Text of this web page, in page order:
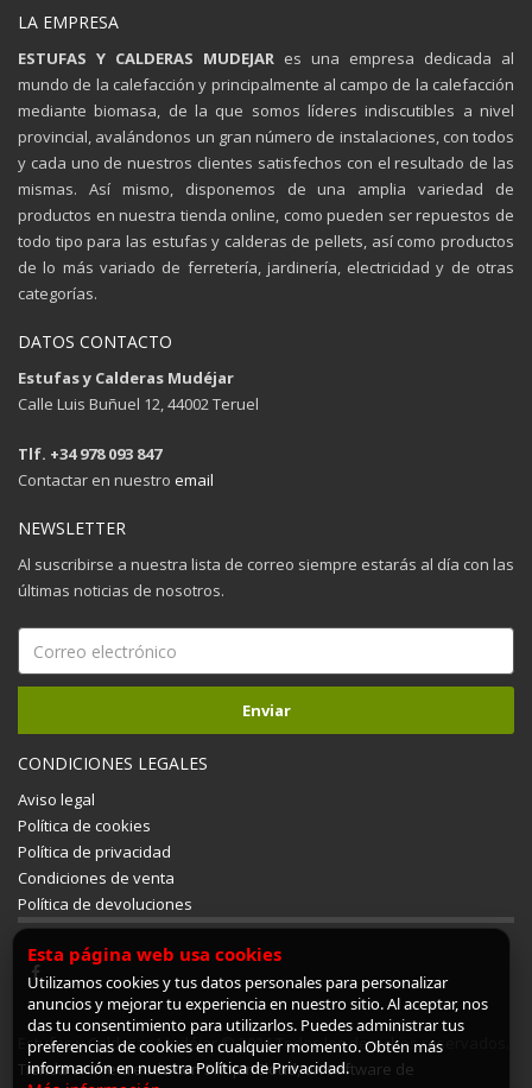
LA EMPRESA
ESTUFAS Y CALDERAS MUDEJAR es una empresa dedicada al
mundo de la calefacción y principalmente al campo de la calefacción
mediante biomasa, de la que somos líderes indiscutibles a nivel
provincial, avalándonos un gran número de instalaciones, con todos
y cada uno de nuestros clientes satisfechos con el resultado de las
mismas. Así mismo, disponemos de una amplia variedad de
productos en nuestra tienda online, como pueden ser repuestos de
todo tipo para las estufas y calderas de pellets, así como productos
de lo más variado de ferretería, jardinería, electricidad y de otras
categorías.
DATOS CONTACTO
Estufas y Calderas Mudéjar
Calle Luis Buñuel 12, 44002 Teruel
Tlf. +34 978 093 847
Contactar en nuestro email
NEWSLETTER
Al suscribirse a nuestra lista de correo siempre estarás al día con las
últimas noticias de nosotros.
CONDICIONES LEGALES
Aviso legal
Política de cookies
Política de privacidad
Condiciones de venta
Política de devoluciones
Estufas y Calderas Mudéjar © 2026 Todos los derechos reservados.
Tienda online creada con ShopinCloud, un software de
Esta página web usa cookies
Utilizamos cookies y tus datos personales para personalizar
anuncios y mejorar tu experiencia en nuestro sitio. Al aceptar, nos
das tu consentimiento para utilizarlos. Puedes administrar tus
preferencias de cookies en cualquier momento. Obtén más
información en nuestra Política de Privacidad.